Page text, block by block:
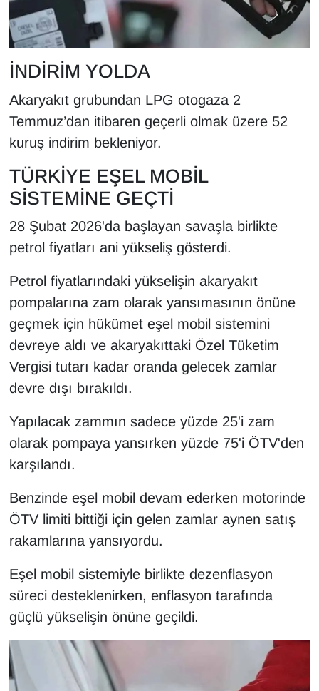
İNDİRİM YOLDA
Akaryakıt grubundan LPG otogaza 2
Temmuz’dan itibaren geçerli olmak üzere 52
kuruş indirim bekleniyor.
TÜRKİYE EŞEL MOBİL
SİSTEMİNE GEÇTİ
28 Şubat 2026'da başlayan savaşla birlikte
petrol fiyatları ani yükseliş gösterdi.
Petrol fiyatlarındaki yükselişin akaryakıt
pompalarına zam olarak yansımasının önüne
geçmek için hükümet eşel mobil sistemini
devreye aldı ve akaryakıttaki Özel Tüketim
Vergisi tutarı kadar oranda gelecek zamlar
devre dışı bırakıldı.
Yapılacak zammın sadece yüzde 25'i zam
olarak pompaya yansırken yüzde 75'i ÖTV'den
karşılandı.
Benzinde eşel mobil devam ederken motorinde
ÖTV limiti bittiği için gelen zamlar aynen satış
rakamlarına yansıyordu.
Eşel mobil sistemiyle birlikte dezenflasyon
süreci desteklenirken, enflasyon tarafında
güçlü yükselişin önüne geçildi.
Seri İlan
Sinema - TV
SİYASET
SPOR
TEBRİK
Turizm
VAN'DA SPOR
Vasıta
YAŞAM
YEREL